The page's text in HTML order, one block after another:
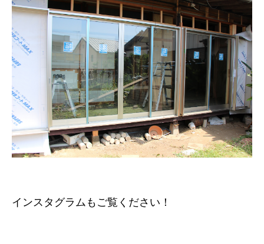
インスタグラムもご覧ください！